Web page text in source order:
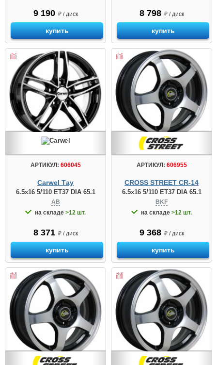
9 190 ₽ / диск
купить
8 798 ₽ / диск
купить
АРТИКУЛ: 606045
Carwel Тау
6.5x16 5/110 ET37 DIA 65.1
AB
на складе >12 шт.
8 371 ₽ / диск
купить
АРТИКУЛ: 606955
CROSS STREET CR-14
6.5x16 5/110 ET37 DIA 65.1
BKF
на складе >12 шт.
9 368 ₽ / диск
купить